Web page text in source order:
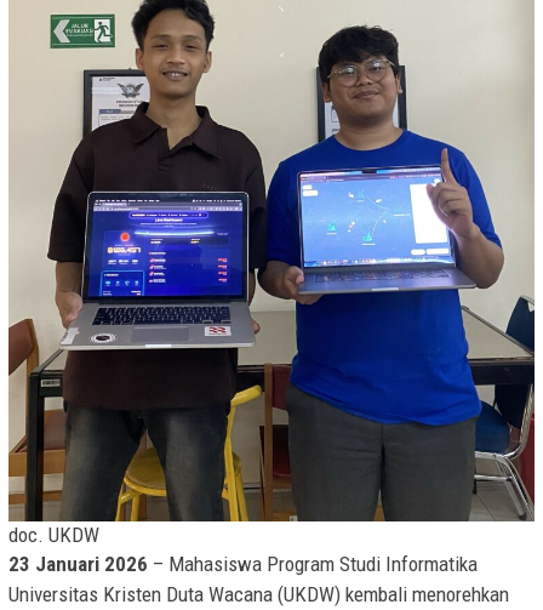
doc. UKDW
23 Januari 2026 – Mahasiswa Program Studi Informatika
Universitas Kristen Duta Wacana (UKDW) kembali menorehkan